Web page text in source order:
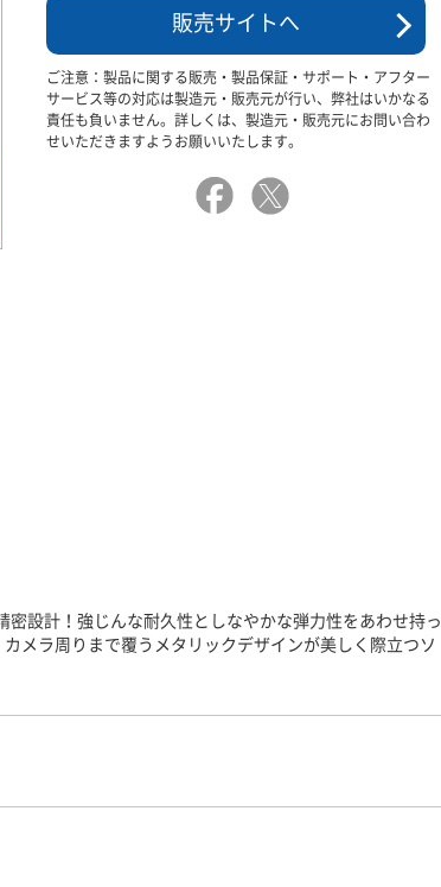
販売サイトへ
ご注意：製品に関する販売・製品保証・サポート・アフター
サービス等の対応は製造元・販売元が行い、弊社はいかなる
責任も負いません。詳しくは、製造元・販売元にお問い合わ
せいただきますようお願いいたします。
設計！強じんな耐久性としなやかな弾力性をあわせ持っ
メラ周りまで覆うメタリックデザインが美しく際立つソ